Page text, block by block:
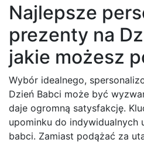
Najlepsze
prezenty na
jakie możesz
Wybór idealnego,
Dzień Babci może być
daje ogromną satysfakcję.
upominku do indywidualnych
babci. Zamiast podążać za